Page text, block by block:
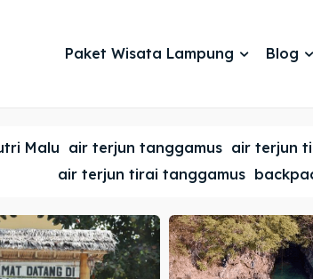
Paket Wisata Lampung Blog
Malu air terjun tanggamus air terjun
air terjun tirai tanggamus